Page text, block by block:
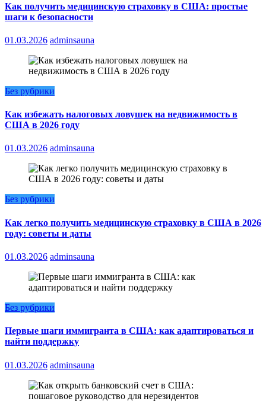
Как получить медицинскую страховку в США: простые
шаги к безопасности
01.03.2026 adminsauna
Без рубрики
Как избежать налоговых ловушек на недвижимость в
США в 2026 году
01.03.2026 adminsauna
Без рубрики
Как легко получить медицинскую страховку в США в 2026
году: советы и даты
01.03.2026 adminsauna
Без рубрики
Первые шаги иммигранта в США: как адаптироваться и
найти поддержку
01.03.2026 adminsauna